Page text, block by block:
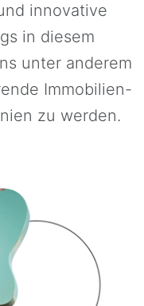
innovative
in diesem
unter anderem
Immobilien-
zu werden.